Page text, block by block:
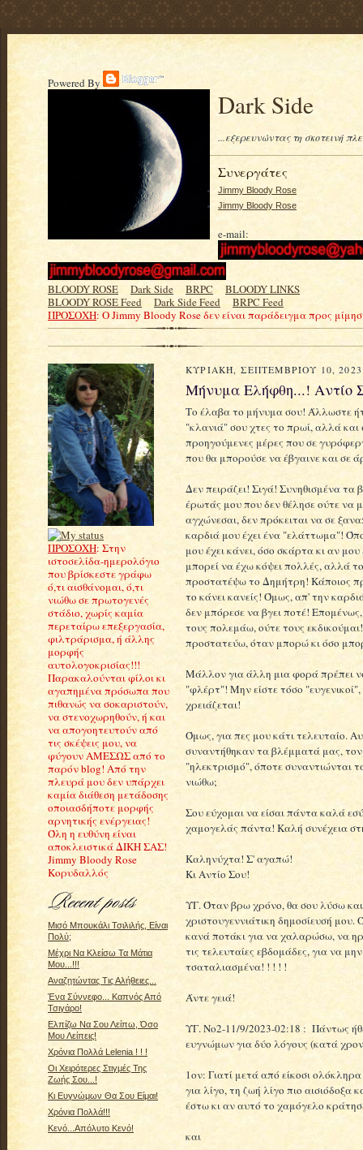
Powered By
Dark Side
...εξερευνώντας τη σκοτεινή
Συνεργάτες
Jimmy Bloody Rose
Jimmy Bloody Rose
e-mail:
BLOODY ROSE.....Dark Side.....BRPC.....BLOODY LINKS
BLOODY ROSE Feed.....Dark Side Feed.....BRPC Feed
ΠΡΟΣΟΧΗ: Ο Jimmy Bloody Rose δεν είναι παράδειγμα προς
ΠΡΟΣΟΧΗ: Στην
ιστοσελίδα-ημερολόγιο
που βρίσκεστε γράφω
ό,τι αισθάνομαι, ό,τι
νιώθω σε πρωτογενές
στάδιο, χωρίς καμία
περεταίρω επεξεργασία,
φιλτράρισμα, ή άλλης
μορφής
αυτολογοκρισίας!!!
Παρακαλούνται φίλοι κι
αγαπημένα πρόσωπα που
πιθανώς να σοκαριστούν,
να στενοχωρηθούν, ή και
να απογοητευτούν από
τις σκέψεις μου, να
φύγουν ΑΜΕΣΩΣ από το
παρόν blog! Από την
πλευρά μου δεν υπάρχει
καμία διάθεση μετάδοσης
οποιασδήποτε μορφής
αρνητικής ενέργειας!
Όλη η ευθύνη είναι
αποκλειστικά ΔΙΚΗ ΣΑΣ!
Jimmy Bloody Rose
Κορυδαλλός
Μισό Μπουκάλι Τσιλιλής, Είναι
Πολύ;
Μέχρι Να Κλείσω Τα Μάτια
Μου...!!!
Αναζητώντας Τις Αλήθειες...
Ένα Σύννεφο... Καπνός Από
Τσιγάρο!
Ελπίζω Να Σου Λείπω, Όσο
Μου Λείπεις!
Χρόνια Πολλά Lelenia ! ! !
Οι Χειρότερες Στιγμές Της
Ζωής Σου...!
Κι Ευγνώμων Θα Σου Είμαι!
Χρόνια Πολλά!!!
Κενό...Απόλυτο Κενό!
ΚΥΡΙΑΚΉ, ΣΕΠΤΕΜΒΡΊΟΥ 10, 2023
Μήνυμα Ελήφθη...! Αντίο
Το έλαβα το μήνυμα σου! Άλλωστε
"κλανιά" σου χτες το πρωί, αλλά
προηγούμενες μέρες που σε
που θα μπορούσε να έβγαινε και σε
Δεν πειράζει! Σιγά! Συνηθισμένα
έρωτάς μου που δεν θέλησε ούτε να
αγχώνεσαι, δεν πρόκειται να σε
καρδιά μου έχει ένα "ελάττωμα"!
μου έχει κάνει, όσο σκάρτα κι αν
μπορεί να έχω κόψει πολλές, αλλά
προστατέψω το Δημήτρη! Κάποιος
το κάνει κανείς! Όμως, απ' την
δεν μπόρεσε να βγει ποτέ!
τους πολεμάω, ούτε τους
προστατεύω, όταν μπορώ κι όσο
Μάλλον για άλλη μια φορά πρέπει
"φλέρτ"! Μην είστε τόσο
χρειάζεται!
Όμως, για πες μου κάτι τελευταίο.
συναντήθηκαν τα βλέμματά μας,
"ηλεκτρισμό", όποτε συναντιώνται
νιώθω;
Σου εύχομαι να είσαι πάντα καλά
χαμογελάς πάντα! Καλή συνέχεια
Καληνύχτα! Σ' αγαπώ!
Κι Αντίο Σου!
ΥΓ. Όταν βρω χρόνο, θα σου λύσω
χριστουγεννιάτικη δημοσίευσή
κανά ποτάκι για να χαλαρώσω, να
τις τελευταίες εβδομάδες, για να
τσαταλιασμένα! ! ! ! !
Άντε γειά!
ΥΓ. Νο2-11/9/2023-02:18 : Πάντως
ευγνώμων για δύο λόγους (κατά
1ον: Γιατί μετά από είκοσι
για λίγο, τη ζωή λίγο πιο
έστω κι αν αυτό το χαμόγελο
και